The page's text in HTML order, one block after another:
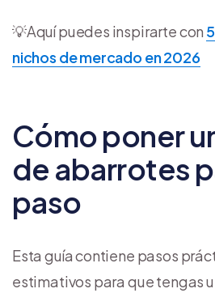
💡Aquí puedes inspirarte con
nichos de mercado en 2026
Cómo poner
de abarrotes
paso
Esta guía contiene pasos
estimativos para que tengas